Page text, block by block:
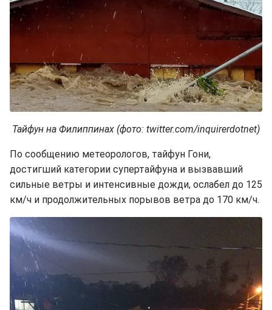
Тайфун на Филиппинах (фото: twitter.com/inquirerdotnet)
По сообщению метеорологов, тайфун Гони,
достигший категории супертайфуна и вызвавший
сильные ветры и интенсивные дожди, ослабел до 125
км/ч и продолжительных порывов ветра до 170 км/ч.